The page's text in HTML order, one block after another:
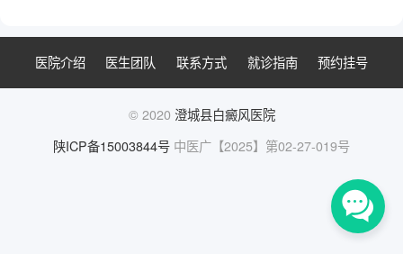
医院介绍 医生团队 联系方式 就诊指南 预约挂号
© 2020 澄城县白癜风医院
陕ICP备15003844号 中医广【2025】第02-27-019号